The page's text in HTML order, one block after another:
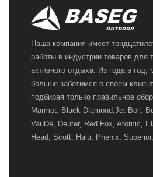
Наша компания имеет
работы в индустрии товаров для
активного отдыха. Из года в год,
больше заботимся о своем
подбирая только правильное
Marmot, Black Diamond,Jet Boil,
VauDe, Deuter, Red Fox, Atomic,
Head, Scott, Halti, Phenix,